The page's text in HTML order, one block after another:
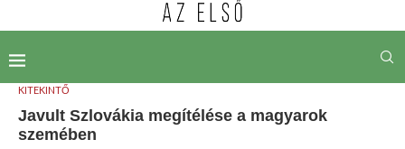
KITEKINTŐ
Javult Szlovákia megítélése a magyarok
szemében